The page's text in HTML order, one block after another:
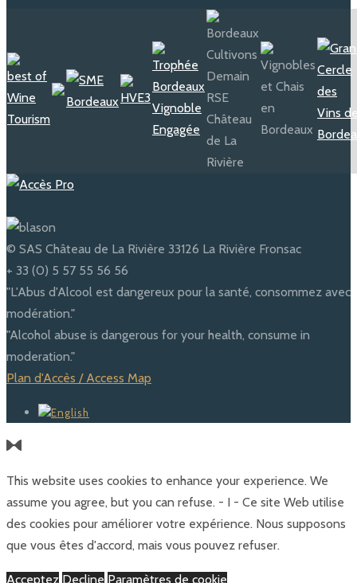
© SAS Château de La Rivière 33126 La Rivière Fronsac
+ 33 (0) 5 57 55 56 56
"L'Abus d'Alcool est dangereux pour la santé, consommez avec
modération."
"Alcohol abuse is dangerous for your health, consume in
moderation."
Plan d'Accès / Access Map
This website uses cookies to enhance your experience. We
assume you agree, but you can refuse. - I - Ce site Web utilise
des cookies pour améliorer votre expérience. Nous supposons
que vous êtes d'accord, mais vous pouvez refuser.
Acceptez Decline Paramètres de cookie